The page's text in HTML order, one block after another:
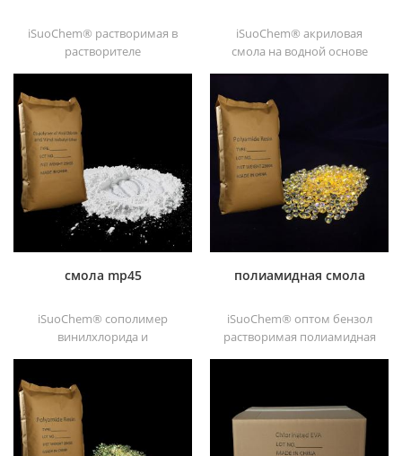
iSuoChem® растворимая в
растворителе
растворимый в
растворителе
хлорированный
полипропиленовый
усилитель адгезии для
полиолефиновые
субстраты.
iSuoChem® акриловая
смола на водной основе
абразивостойкость,
хорошая растворимость,
высокая прозрачность,
хорошая печатность и
хорошая транзитивность.
смола mp45
iSuoChem® сополимер
винилхлорида и
mp45. Это хороший тип
хлорированного
связующего,
разработанный для
полиамидная смола
iSuoChem® оптом бензол
растворимая полиамидная